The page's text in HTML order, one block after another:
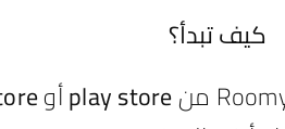
كيف تبدأ؟
play storeأو